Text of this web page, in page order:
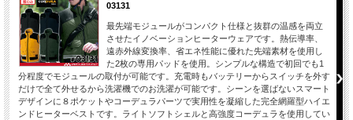
03131
最先端モジュールがコンパクト仕様と抜群の温感を両立
させたイノベーションヒーターウェアです。熱伝導率、
遠赤外線変換率、省エネ性能に優れた先端素材を使用し
た2枚の専用パッドを使用。シンプルな構造で初回でも1
分程度でモジュールの取付が可能です。充電時もバッテリーからスイッチを外す
だけで全て外せるから洗濯機でのお洗濯が可能です。シーンを選ばないスマート
デザインに８ポケットやコーデュラパーツで実用性を凝縮した完全網羅型ハイエ
ンドヒーターベストです。ライトソフトシェルと高強度コーデュラを使用してい